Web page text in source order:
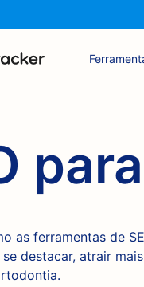
as ferramentas de
destacar, atrair